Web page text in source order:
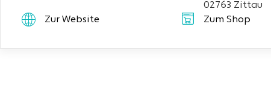
02763 Zittau
Zur Website
Zum Shop